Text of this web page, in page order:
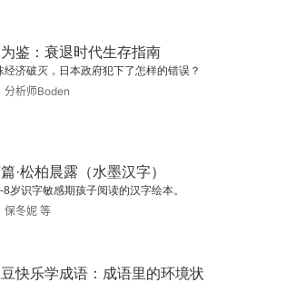
为鉴：衰退时代生存指南
经济破灭，日本政府犯下了怎样的错误？
分析师Boden
·松柏晨露（水墨汉字）
8岁识字敏感期孩子阅读的汉字绘本。
保冬妮 等
快乐学成语：成语里的环境状